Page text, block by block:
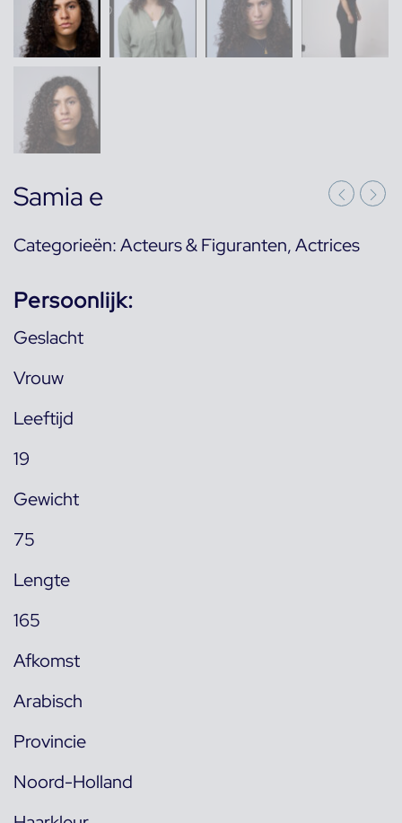
Samia e
Categorieën:Acteurs & Figuranten,Actrices
Persoonlijk:
Geslacht
Vrouw
Leeftijd
19
Gewicht
75
Lengte
165
Afkomst
Arabisch
Provincie
Noord-Holland